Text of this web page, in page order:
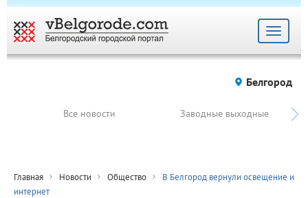
Toggle
Белгород
Все новости Заводные выходные
Главная Новости Общество
В Белгород вернули освещение и
интернет